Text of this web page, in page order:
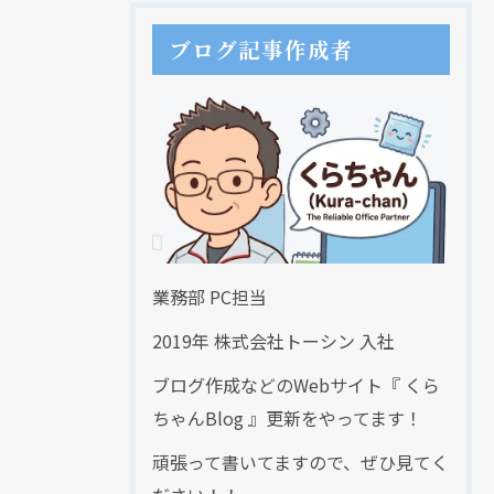
ブログ記事作成者
業務部 PC担当
2019年 株式会社トーシン 入社
ブログ作成などのWebサイト『 くら
ちゃんBlog 』更新をやってます！
頑張って書いてますので、ぜひ見てく